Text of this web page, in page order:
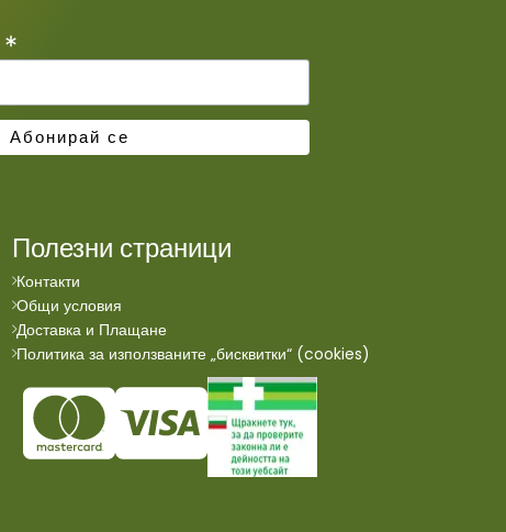
*
Полезни страници
Контакти
Общи условия
Доставка и Плащане
Политика за използваните „бисквитки“ (cookies)